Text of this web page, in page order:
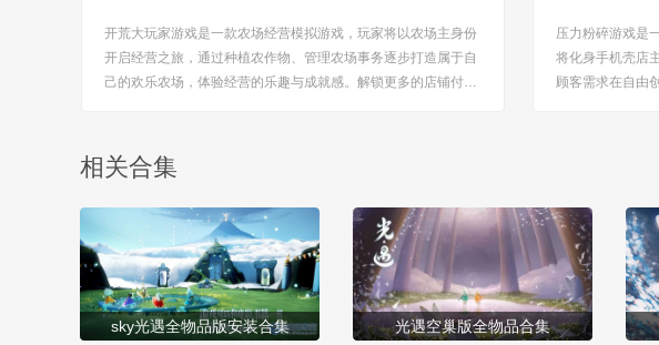
开荒大玩家游戏是一款农场经营模拟游戏，玩家将以农场主身份
开启经营之旅，通过种植农作物、管理农场事务逐步打造属于自
己的欢乐农场，体验经营的乐趣与成就感。解锁更多的店铺付出
农场日常管理等完...
压力粉碎游戏是
将化身手机壳店
顾客需求在自由
相关合集
sky光遇全物品版安装合集 光遇空巢版全物品合集